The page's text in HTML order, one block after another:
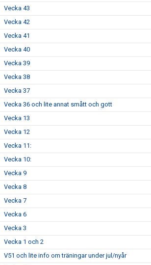
Vecka 43
Vecka 42
Vecka 41
Vecka 40
Vecka 39
Vecka 38
Vecka 37
Vecka 36 och lite annat smått och gott
Vecka 13
Vecka 12
Vecka 11:
Vecka 10:
Vecka 9
Vecka 8
Vecka 7
Vecka 6
Vecka 3
Vecka 1 och 2
V51 och lite info om träningar under jul/nyår